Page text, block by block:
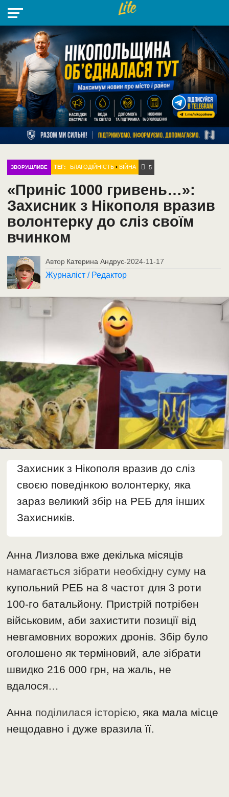
НІКОПОЛЬ
РАЙОН
СІЧЕСЛАВСЬКА
УКРАЇНА
РЕТРО
НІКОПОЛЬ
ЛАЙТ
УКРАЇНА
ДОПОМОГА
РАДІО
ЗВОРУШЛИВЕ ТЕГ: БЛАГОДІЙНІСТЬ• ВІЙНА 5
«Приніс 1000 гривень…»:
Захисник з Нікополя вразив
волонтерку до сліз своїм
вчинком
Автор Катерина Андрус-2024-11-17
Журналіст / Редактор
Захисник з Нікополя вразив до сліз
своєю поведінкою волонтерку, яка
зараз великий збір на РЕБ для інших
Захисників.
Анна Лизлова вже декілька місяців
намагається зібрати необхідну суму на
купольний РЕБ на 8 частот для 3 роти
100-го батальйону. Пристрій потрібен
військовим, аби захистити позиції від
невгамовних ворожих дронів. Збір було
оголошено як терміновий, але зібрати
швидко 216 000 грн, на жаль, не
вдалося…
Анна поділилася історією, яка мала місце
нещодавно і дуже вразила її.